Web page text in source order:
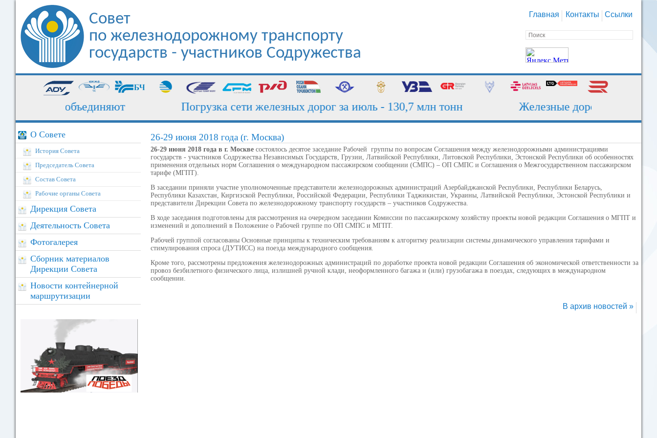
Совет
по железнодорожному транспорту
государств - участников Содружества
Главная Контакты Ссылки
нас объединяют Погрузка сети железных дорог за июль - 130,7 млн тонн Железные дороги, которые
О Совете
История Совета
Председатель Совета
Состав Совета
Рабочие органы Совета
Дирекция Совета
Деятельность Совета
Фотогалерея
Сборник материалов
Дирекции Совета
Новости контейнерной
маршрутизации
26-29 июня 2018 года (г. Москва)
26-29 июня 2018 года в г. Москве состоялось десятое заседание Рабочей группы по вопросам Соглашения между железнодорожными администрациями
государств - участников Содружества Независимых Государств, Грузии, Латвийской Республики, Литовской Республики, Эстонской Республики об особенностях
применения отдельных норм Соглашения о международном пассажирском сообщении (СМПС) – ОП СМПС и Соглашения о Межгосударственном пассажирском
тарифе (МГПТ).
В заседании приняли участие уполномоченные представители железнодорожных администраций Азербайджанской Республики, Республики Беларусь,
Республики Казахстан, Киргизской Республики, Российской Федерации, Республики Таджикистан, Украины, Латвийской Республики, Эстонской Республики и
представители Дирекции Совета по железнодорожному транспорту государств – участников Содружества.
В ходе заседания подготовлены для рассмотрения на очередном заседании Комиссии по пассажирскому хозяйству проекты новой редакции Соглашения о МГПТ и
изменений и дополнений в Положение о Рабочей группе по ОП СМПС и МГПТ.
Рабочей группой согласованы Основные принципы к техническим требованиям к алгоритму реализации системы динамического управления тарифами и
стимулирования спроса (ДУТИСС) на поезда международного сообщения.
Кроме того, рассмотрены предложения железнодорожных администраций по доработке проекта новой редакции Соглашения об экономической ответственности за
провоз безбилетного физического лица, излишней ручной клади, неоформленного багажа и (или) грузобагажа в поездах, следующих в международном
сообщении.
В архив новостей »